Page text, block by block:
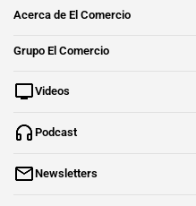
Acerca de El Comercio
Grupo El Comercio
Videos
Podcast
Newsletters